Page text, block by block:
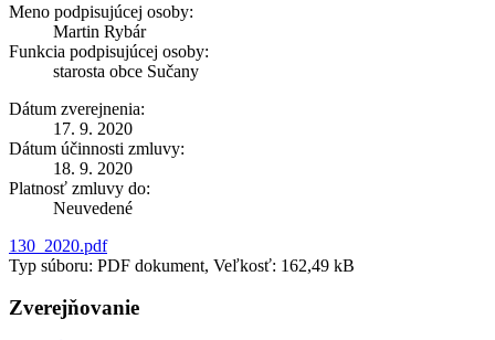
Meno podpisujúcej osoby:
Martin Rybár
Funkcia podpisujúcej osoby:
starosta obce Sučany
Dátum zverejnenia:
17. 9. 2020
Dátum účinnosti zmluvy:
18. 9. 2020
Platnosť zmluvy do:
Neuvedené
130_2020.pdf
Typ súboru: PDF dokument, Veľkosť: 162,49 kB
Zverejňovanie